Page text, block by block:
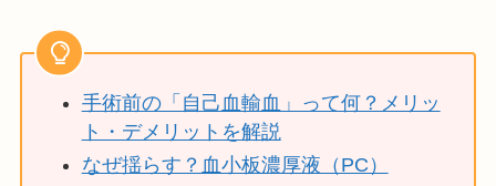
手術前の「自己血輸血」って何？メリッ
ト・デメリットを解説
なぜ揺らす？血小板濃厚液（PC）